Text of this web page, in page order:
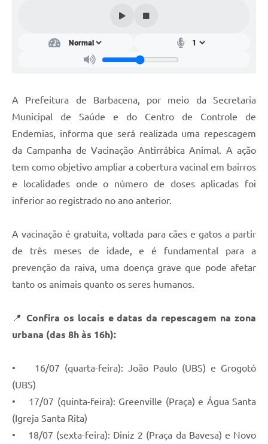
Plano Diretor e Mobilidade Urbana
3º Jornada Empreendedora BQ
Festival Gastronômico
Emprega Barbacena
Regularização de bairros
Carta de Serviços
Legislação
Telefones Úteis
Transparência
SIC
A Prefeitura de Barbacena, por meio da Secretaria
Municipal de Saúde e do Centro de Controle de
Endemias, informa que será realizada uma repescagem
da Campanha de Vacinação Antirrábica Animal. A ação
tem como objetivo ampliar a cobertura vacinal em bairros
e localidades onde o número de doses aplicadas foi
inferior ao registrado no ano anterior.
A vacinação é gratuita, voltada para cães e gatos a partir
de três meses de idade, e é fundamental para a
prevenção da raiva, uma doença grave que pode afetar
tanto os animais quanto os seres humanos.
📍 Confira os locais e datas da repescagem na zona
urbana (das 8h às 16h):
• 16/07 (quarta-feira): João Paulo (UBS) e Grogotó
(UBS)
• 17/07 (quinta-feira): Greenville (Praça) e Água Santa
(Igreja Santa Rita)
• 18/07 (sexta-feira): Diniz 2 (Praça da Bavesa) e Novo